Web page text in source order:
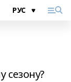
сезону?